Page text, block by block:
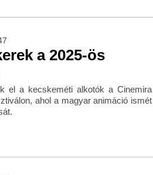
a 2025-ös
el a kecskeméti alkotók a Cinemira
ahol a magyar animáció ismét